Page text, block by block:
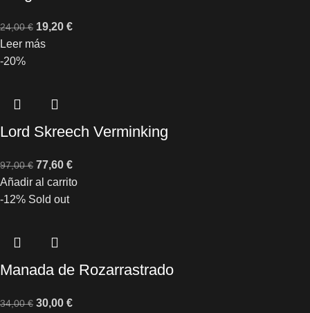
24,00€ 19,20 €
Leer más
-20%
Lord Skreech Verminking
97,00€ 77,60 €
Añadir al carrito
-12% Sold out
Manada de Rozarrastrado
34,00€ 30,00 €